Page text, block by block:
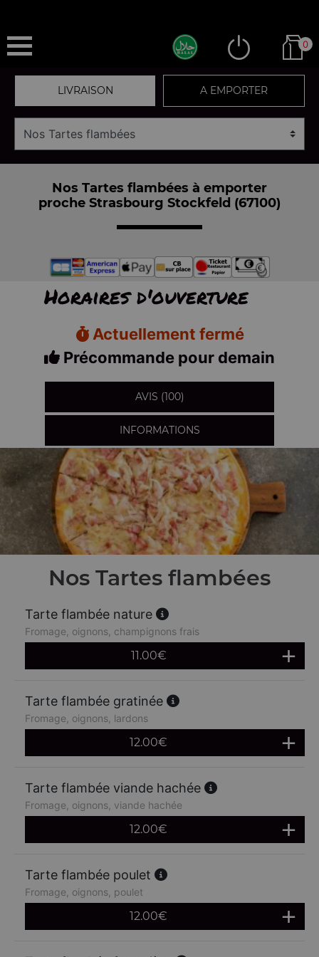
0
LIVRAISON A EMPORTER
Nos Tartes flambées à emporter
proche Strasbourg Stockfeld (67100)
Horaires d'ouverture
Actuellement fermé
Précommande pour demain
AVIS (100)
INFORMATIONS
Nos Tartes flambées
Tarte flambée nature
Fromage, oignons, champignons frais
11.00€
Tarte flambée gratinée
Fromage, oignons, lardons
12.00€
Tarte flambée viande hachée
Fromage, oignons, viande hachée
12.00€
Tarte flambée poulet
Fromage, oignons, poulet
12.00€